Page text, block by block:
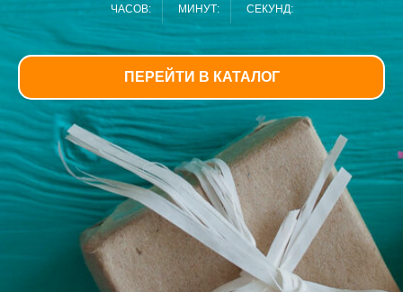
ЧАСОВ: МИНУТ: СЕКУНД:
ПЕРЕЙТИ В КАТАЛОГ